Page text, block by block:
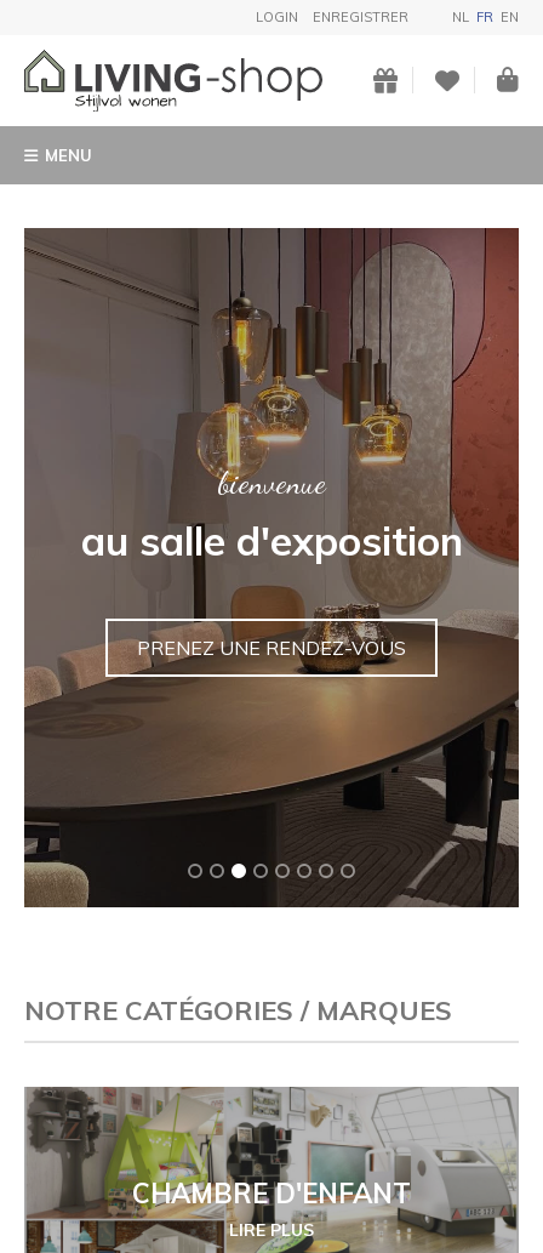
LOGIN ENREGISTRER NL FR EN
MENU
ART
Achetez une statue de
jardin unique
VENTES
NOTRE CATÉGORIES / MARQUES
CHAMBRE D'ENFANT
LIRE PLUS